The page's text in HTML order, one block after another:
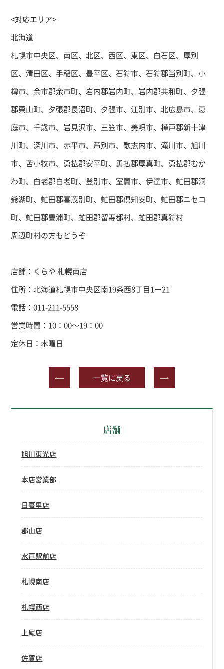
<対応エリア>
北海道
札幌市中央区、南区、北区、西区、東区、白石区、厚別
区、清田区、手稲区、豊平区、石狩市、石狩郡当別町、小
樽市、余市郡余市町、岩内郡岩内町、岩内郡共和町、夕張
郡栗山町、夕張郡長沼町、夕張市、江別市、北広島市、恵
庭市、千歳市、岩見沢市、三笠市、美唄市、樺戸郡新十津
川町、深川市、赤平市、芦別市、歌志内市、滝川市、旭川
市、苫小牧市、勇払郡安平町、勇払郡厚真町、勇払郡むか
わ町、白老郡白老町、登別市、室蘭市、伊達市、虻田郡洞
爺湖町、虻田郡喜茂別町、虻田郡倶知安町、虻田郡ニセコ
町、虻田郡豊浦町、虻田郡留寿都村、虻田郡真狩村
周辺町村の方もどうぞ
店舗：くらや 札幌南店
住所：北海道札幌市中央区南19条西8丁目1－21
電話：011-211-5558
営業時間：10：00～19：00
定休日：木曜日
一覧に戻る
店舗
旭川東光店
本店営業部
日暮里店
郡山店
水戸駅前店
札幌南店
札幌西店
上尾店
佐賀店